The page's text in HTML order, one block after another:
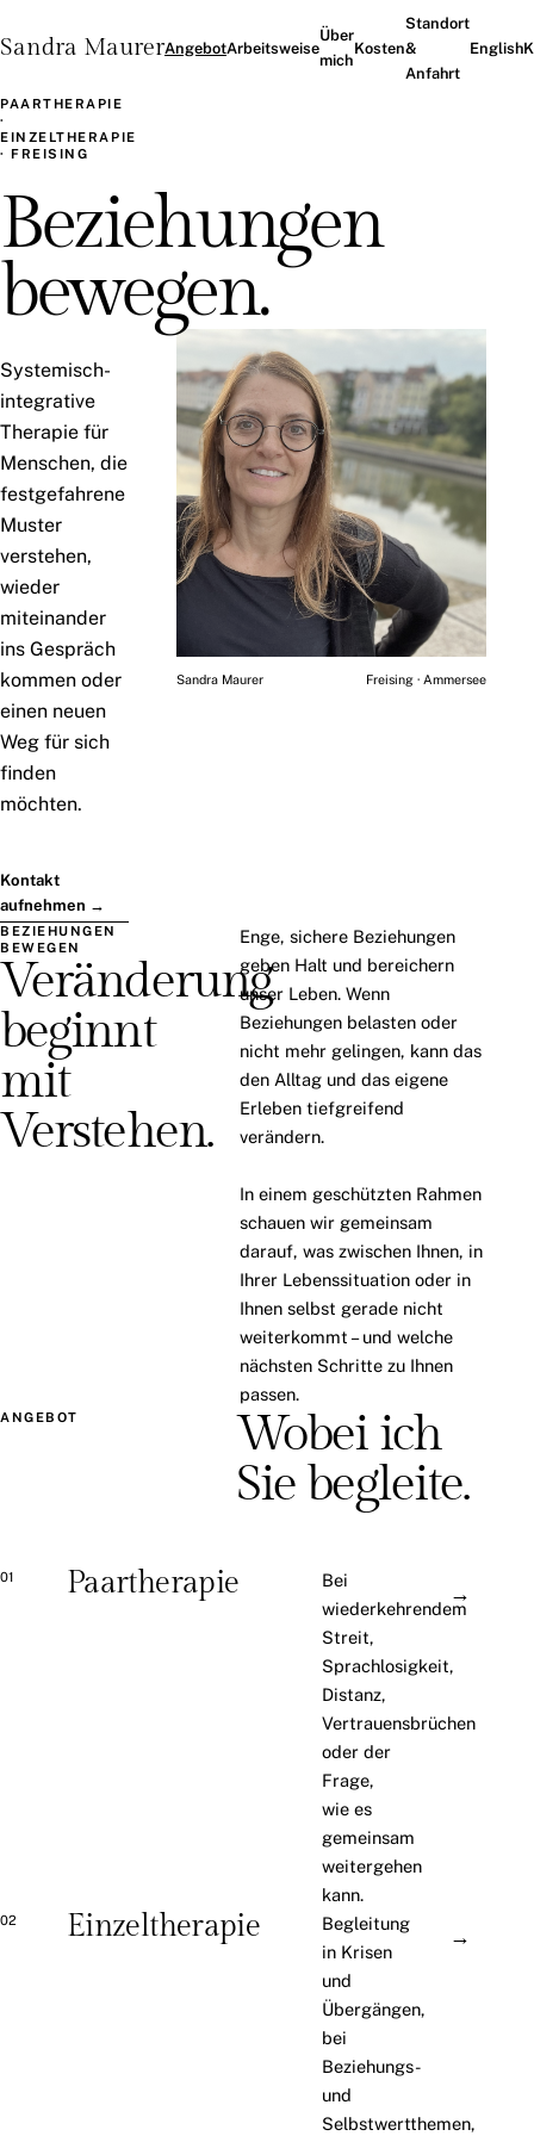
Sandra MaurerAngebotArbeitsweise
Über
mich
Kosten
Standort
&
Anfahrt
English
PAARTHERAPIE
·
EINZELTHERAPIE
· FREISING
Beziehungen
bewegen.
Systemisch-
integrative
Therapie für
Menschen, die
festgefahrene
Muster
verstehen,
wieder
miteinander
ins Gespräch
kommen oder
einen neuen
Weg für sich
finden
möchten.
Kontakt
aufnehmen →
Sandra Maurer Freising · Ammersee
BEZIEHUNGEN
BEWEGEN
Veränderung
beginnt
mit
Verstehen.
Enge, sichere Beziehungen
geben Halt und bereichern
unser Leben. Wenn
Beziehungen belasten oder
nicht mehr gelingen, kann das
den Alltag und das eigene
Erleben tiefgreifend
verändern.
In einem geschützten Rahmen
schauen wir gemeinsam
darauf, was zwischen Ihnen, in
Ihrer Lebenssituation oder in
Ihnen selbst gerade nicht
weiterkommt – und welche
nächsten Schritte zu Ihnen
passen.
ANGEBOT
Wobei ich
Sie begleite.
01 Paartherapie
Bei
wiederkehrendem
Streit,
Sprachlosigkeit,
Distanz,
Vertrauensbrüchen
oder der
Frage,
wie es
gemeinsam
weitergehen
kann.
→
02 Einzeltherapie
Begleitung
in Krisen
und
Übergängen,
bei
Beziehungs-
und
Selbstwertthemen,
→